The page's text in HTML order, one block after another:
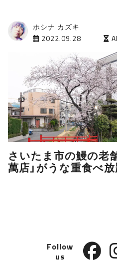
ホシナ カズキ
2022.09.28
さいたま市の鰻の老
萬店」がうな重食べ
Follow
us